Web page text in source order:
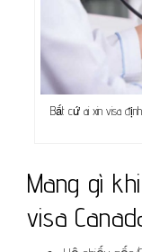
Bất cứ ai xin visa
Mang gì
visa